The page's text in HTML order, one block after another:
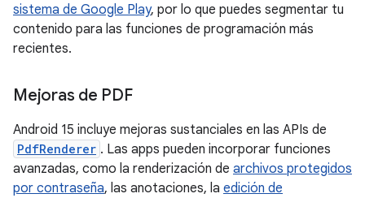
sistema de Google Play, por lo que puedes segmentar tu
contenido para las funciones de programación más
recientes.
Mejoras de PDF
Android 15 incluye mejoras sustanciales en las APIs de
PdfRenderer . Las apps pueden incorporar funciones
avanzadas, como la renderización de archivos protegidos
por contraseña, las anotaciones, la edición de